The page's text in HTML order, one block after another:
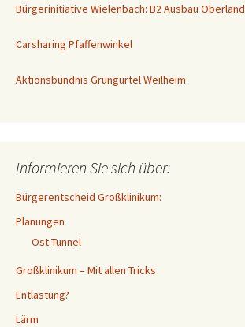
Bürgerinitiative Wielenbach: B2 Ausbau Oberland
Carsharing Pfaffenwinkel
Aktionsbündnis Grüngürtel Weilheim
Informieren Sie sich über:
Bürgerentscheid Großklinikum:
Planungen
Ost-Tunnel
Großklinikum – Mit allen Tricks
Entlastung?
Lärm